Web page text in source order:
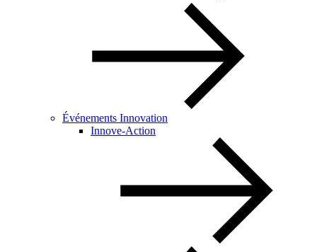
Événements Innovation
Innove-Action